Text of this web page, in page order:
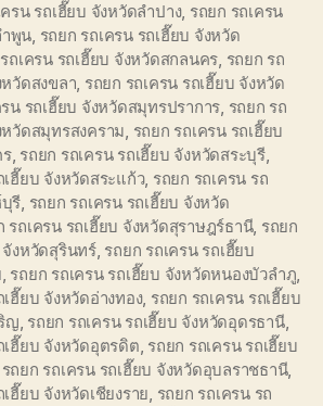
รน รถเฮี๊ยบ จังหวัดลำปาง, รถยก รถเครน
ำพูน, รถยก รถเครน รถเฮี๊ยบ จังหวัด
ถเครน รถเฮี๊ยบ จังหวัดสกลนคร, รถยก รถ
หวัดสงขลา, รถยก รถเครน รถเฮี๊ยบ จังหวัด
น รถเฮี๊ยบ จังหวัดสมุทรปราการ, รถยก รถ
หวัดสมุทรสงคราม, รถยก รถเครน รถเฮี๊ยบ
, รถยก รถเครน รถเฮี๊ยบ จังหวัดสระบุรี,
เฮี๊ยบ จังหวัดสระแก้ว, รถยก รถเครน รถ
รี, รถยก รถเครน รถเฮี๊ยบ จังหวัด
รถเครน รถเฮี๊ยบ จังหวัดสุราษฎร์ธานี, รถยก
จังหวัดสุรินทร์, รถยก รถเครน รถเฮี๊ยบ
, รถยก รถเครน รถเฮี๊ยบ จังหวัดหนองบัวลำภู,
ฮี๊ยบ จังหวัดอ่างทอง, รถยก รถเครน รถเฮี๊ยบ
ญ, รถยก รถเครน รถเฮี๊ยบ จังหวัดอุดรธานี,
เฮี๊ยบ จังหวัดอุตรดิต, รถยก รถเครน รถเฮี๊ยบ
รถยก รถเครน รถเฮี๊ยบ จังหวัดอุบลราชธานี,
ฮี๊ยบ จังหวัดเชียงราย, รถยก รถเครน รถ